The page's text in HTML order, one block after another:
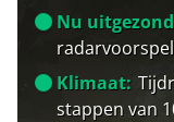
Nu
Klimaat:
stappen van